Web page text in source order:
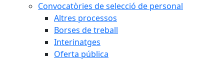
Convocatòries de selecció de personal
Altres processos
Borses de treball
Interinatges
Oferta pública